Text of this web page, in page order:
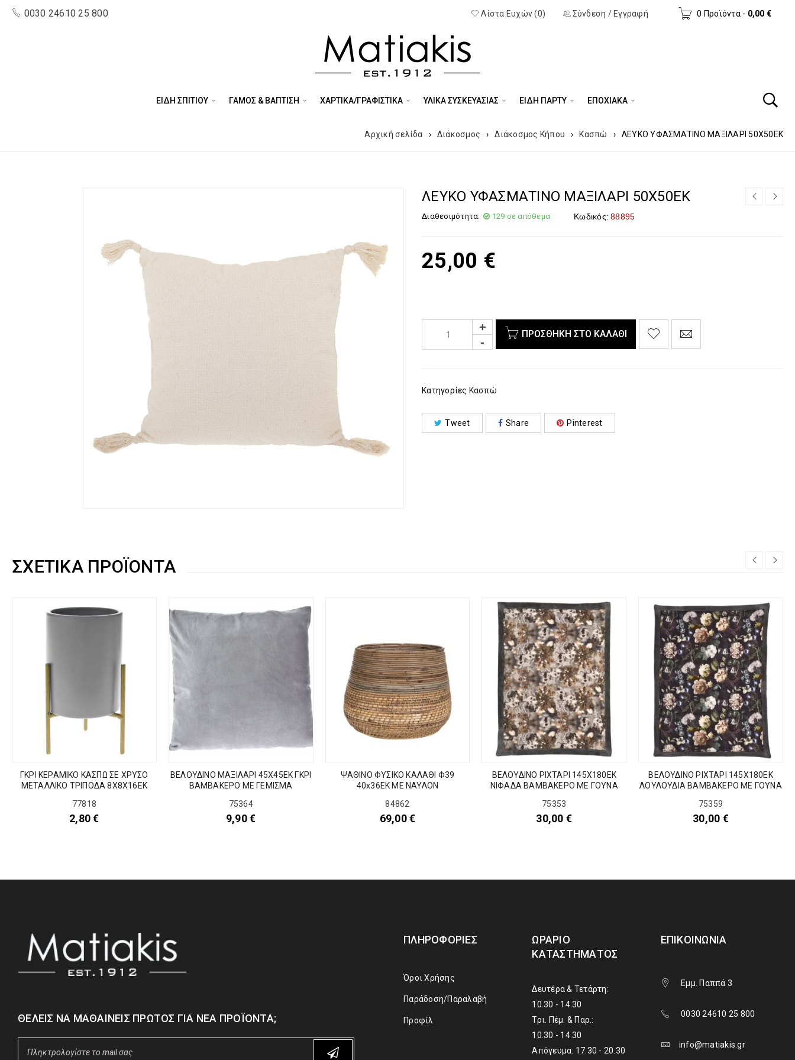
0030 24610 25 800 0 Προϊόντα - 0,00 €
Σύνδεση / Εγγραφή
Λίστα Ευχών (0)
ΕΙΔΗ ΣΠΙΤΙΟΥ ΓΑΜΟΣ & ΒΑΠΤΙΣΗ ΧΑΡΤΙΚΑ/ΓΡΑΦΙΣΤΙΚΑ ΥΛΙΚΑ ΣΥΣΚΕΥΑΣΙΑΣ ΕΊΔΗ ΠΆΡΤΥ ΕΠΟΧΙΑΚΑ
Αρχική σελίδα › Διάκοσμος › Διάκοσμος Κήπου › Κασπώ › ΛΕΥΚΟ ΥΦΑΣΜΑΤΙΝΟ ΜΑΞΙΛΑΡΙ 50Χ50ΕΚ
ΛΕΥΚΟ ΥΦΑΣΜΑΤΙΝΟ ΜΑΞΙΛΑΡΙ 50Χ50ΕΚ
Διαθεσιμότητα: 129 σε απόθεμα Κωδικός: 88895
25,00 €
ΠΡΟΣΘΉΚΗ ΣΤΟ ΚΑΛΆΘΙ
Κατηγορίες Κασπώ
Tweet Share Pinterest
ΣΧΕΤΙΚΆ ΠΡΟΪΌΝΤΑ
ΓΚΡΙ ΚΕΡΑΜΙΚΟ ΚΑΣΠΩ ΣΕ ΧΡΥΣΟ
ΜΕΤΑΛΛΙΚΟ ΤΡΙΠΟΔΑ 8Χ8Χ16ΕΚ
77818
2,80€
ΒΕΛΟΥΔΙΝΟ ΜΑΞΙΛΑΡΙ 45Χ45ΕΚ ΓΚΡΙ
ΒΑΜΒΑΚΕΡΟ ΜΕ ΓΕΜΙΣΜΑ
75364
9,90€
ΨΑΘΙΝΟ ΦΥΣΙΚΟ ΚΑΛΑΘΙ Φ39
40x36EK ΜΕ ΝΑΥΛΟΝ
84862
69,00€
ΒΕΛΟΥΔΙΝΟ ΡΙΧΤΑΡΙ 145Χ180ΕΚ
ΝΙΦΑΔΑ ΒΑΜΒΑΚΕΡΟ ΜΕ ΓΟΥΝΑ
75353
30,00 €
ΒΕΛΟΥΔΙΝΟ ΡΙΧΤΑΡΙ 145Χ180ΕΚ
ΛΟΥΛΟΥΔΙΑ ΒΑΜΒΑΚΕΡΟ ΜΕ ΓΟΥΝΑ
75359
30,00 €
ΘΈΛΕΙΣ ΝΑ ΜΑΘΑΊΝΕΙΣ ΠΡΏΤΟΣ ΓΙΑ ΝΈΑ ΠΡΟΪΌΝΤΑ;
ΠΛΗΡΟΦΟΡΊΕΣ
Όροι Χρήσης
Παράδοση/Παραλαβή
Προφίλ
ΩΡΆΡΙΟ
ΚΑΤΑΣΤΉΜΑΤΟΣ
Δευτέρα & Τετάρτη:
10.30 - 14.30
Τρι. Πέμ. & Παρ.:
10.30 - 14.30
Απόγευμα: 17.30 - 20.30
ΕΠΙΚΟΙΝΩΝΊΑ
Εμμ. Παππά 3
0030 24610 25 800
info@matiakis.gr